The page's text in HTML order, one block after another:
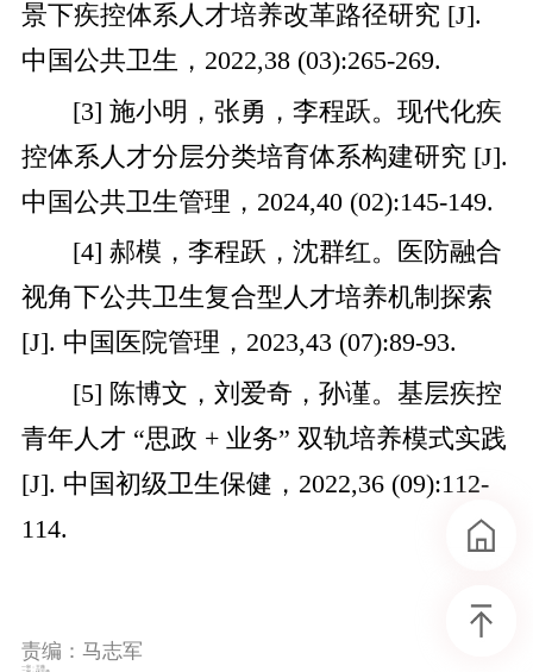
景下疾控体系人才培养改革路径研究 [J].
中国公共卫生，2022,38 (03):265-269.
[3] 施小明，张勇，李程跃。现代化疾
控体系人才分层分类培育体系构建研究 [J].
中国公共卫生管理，2024,40 (02):145-149.
[4] 郝模，李程跃，沈群红。医防融合
视角下公共卫生复合型人才培养机制探索
[J]. 中国医院管理，2023,43 (07):89-93.
[5] 陈博文，刘爱奇，孙谨。基层疾控
青年人才 “思政 + 业务” 双轨培养模式实践
[J]. 中国初级卫生保健，2022,36 (09):112-
114.
责编：马志军
一审：王薇